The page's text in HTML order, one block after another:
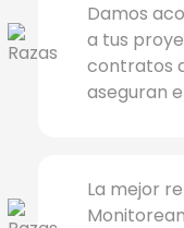
Damos
a tus
contratos
aseguran
La mejor